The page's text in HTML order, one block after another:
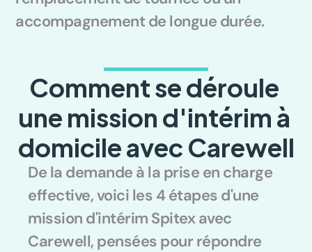
accompagnement de longue durée.
Comment se déroule
une mission d'intérim à
domicile avec Carewell
De la demande à la prise en charge
effective, voici les 4 étapes d'une
mission d'intérim Spitex avec
Carewell, pensées pour répondre